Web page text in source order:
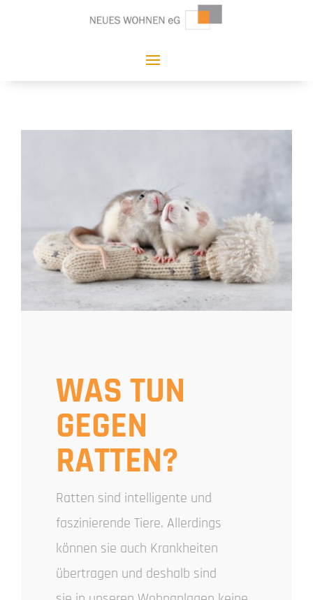
WAS TUN
GEGEN
RATTEN?
Ratten sind intelligente und
faszinierende Tiere. Allerdings
können sie auch Krankheiten
übertragen und deshalb sind